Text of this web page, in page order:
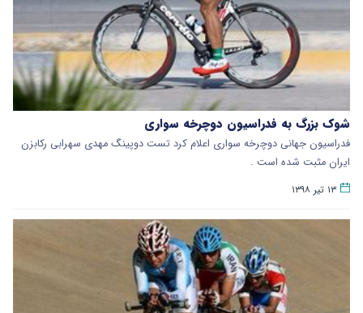
شوک بزرگ به فدراسیون دوچرخه سواری
فدراسیون جهانی دوچرخه سواری اعلام کرد تست دوپینگ مهدی سهرابی رکابزن
ایران مثبت شده است .
۱۳ تیر ۱۳۹۸